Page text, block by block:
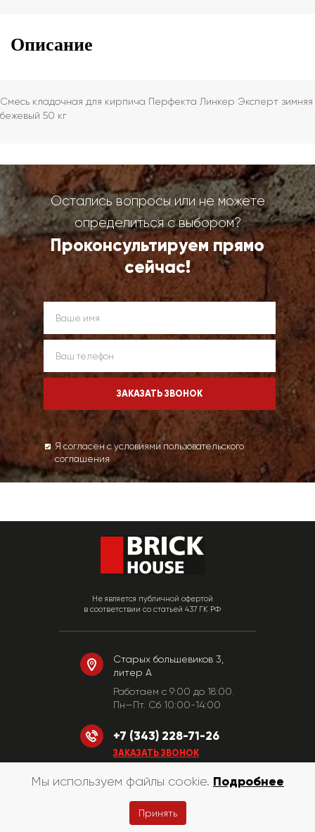
Описание
Смесь кладочная для кирпича Перфекта Линкер Эксперт зимняя
бежевый 50 кг
Остались вопросы или не можете
определиться с выбором?
Проконсультируем прямо
сейчас!
Я согласен с условиями пользовательского
соглашения
Не является публичной офертой
в соответствии со статьей 437 ГК РФ
Старых большевиков 3,
литер А
Работаем c 9:00 до 18:00.
Пн—Пт. Сб 10:00-14:00
+7 (343) 228-71-26
ЗАКАЗАТЬ ЗВОНОК
© «КирпичХаус» 2010-2026
Мы используем файлы cookie. Подробнее
Принять